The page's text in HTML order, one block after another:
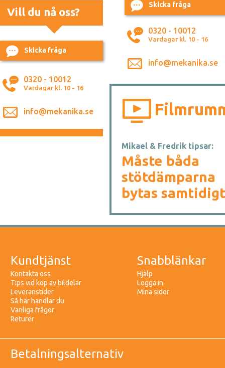
Vill du nå oss?
Skicka fråga
0320 - 10012
Vardagar kl. 10 - 16
info@mekanika.se
Skicka fråga
0320 - 10012
Vardagar kl. 10 - 16
info@mekanika.se
Mikael & Fredrik tipsar:
Måste båda
stötdämparna
bytas
Kundtjänst
Kontakta oss
Tips vid köp av bildelar
Leveranstider
Så här handlar du
Vanliga frågor
Returer
Snabblänkar
Hjälp
Logga in
Mina sidor
Betalningsalternativ